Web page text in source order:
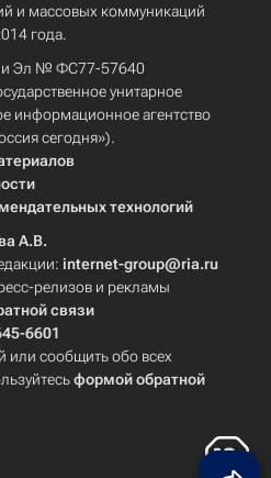
и массовых коммуникаций
года.
Эл № ФС77-57640
унитарное
информационное агентство
сегодня»).
технологий
А.В.
internet-group@ria.ru
релизов и рекламы
связи
6601
или сообщить обо всех
формой обратной